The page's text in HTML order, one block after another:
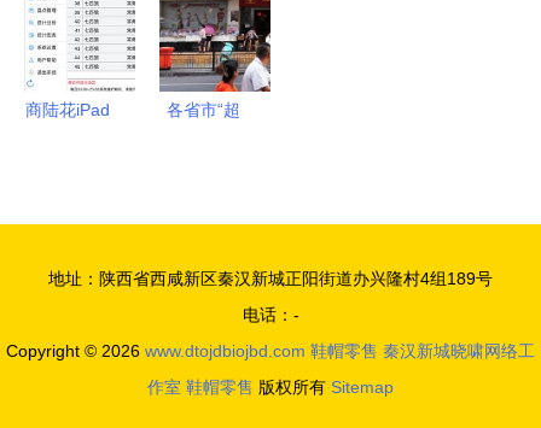
联网销售成
新引擎
商陆花iPad
各省市“超
竞合
地址：陕西省西咸新区秦汉新城正阳街道办兴隆村4组189号
电话：-
Copyright © 2026 www.dtojdbiojbd.com 鞋帽零售 秦汉新城晓啸网络工
作室 鞋帽零售 版权所有 Sitemap